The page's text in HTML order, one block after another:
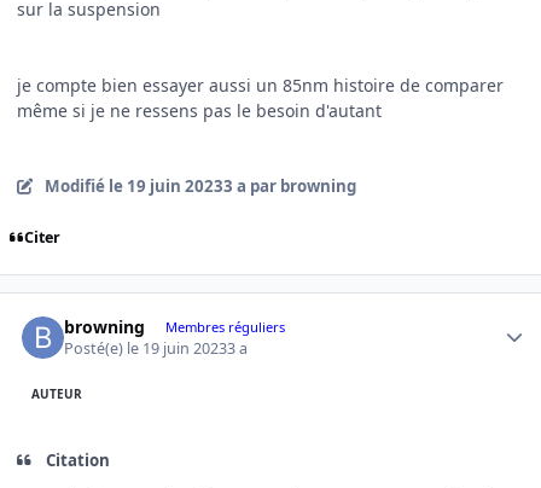
sur la suspension
je compte bien essayer aussi un 85nm histoire de comparer
même si je ne ressens pas le besoin d'autant
Modifié le 19 juin 20233 a par browning
Citer
browning Membres réguliers
Posté(e) le 19 juin 20233 a
AUTEUR
Citation